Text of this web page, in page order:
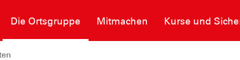
Die Ortsgruppe Mitmachen Kurse und